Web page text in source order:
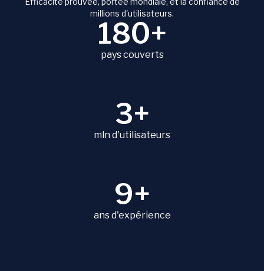
millions d'utilisateurs.
180+
pays couverts
3+
mln d'utilisateurs
9+
ans d'expérience